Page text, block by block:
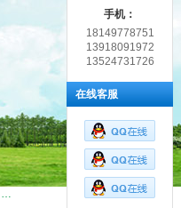
手机：
18149778751
13918091972
13524731726
在线客服